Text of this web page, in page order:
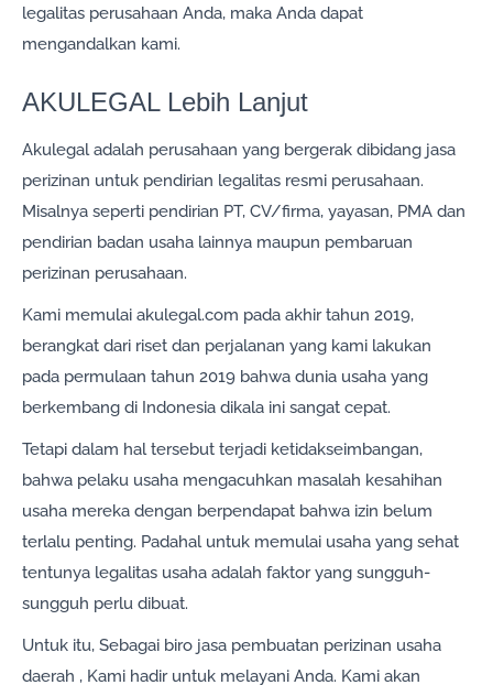
legalitas perusahaan Anda, maka Anda dapat
mengandalkan kami.
AKULEGAL Lebih Lanjut
Akulegal adalah perusahaan yang bergerak dibidang jasa
perizinan untuk pendirian legalitas resmi perusahaan.
Misalnya seperti pendirian PT, CV/firma, yayasan, PMA dan
pendirian badan usaha lainnya maupun pembaruan
perizinan perusahaan.
Kami memulai akulegal.com pada akhir tahun 2019,
berangkat dari riset dan perjalanan yang kami lakukan
pada permulaan tahun 2019 bahwa dunia usaha yang
berkembang di Indonesia dikala ini sangat cepat.
Tetapi dalam hal tersebut terjadi ketidakseimbangan,
bahwa pelaku usaha mengacuhkan masalah kesahihan
usaha mereka dengan berpendapat bahwa izin belum
terlalu penting. Padahal untuk memulai usaha yang sehat
tentunya legalitas usaha adalah faktor yang sungguh-
sungguh perlu dibuat.
Untuk itu, Sebagai biro jasa pembuatan perizinan usaha
daerah , Kami hadir untuk melayani Anda. Kami akan